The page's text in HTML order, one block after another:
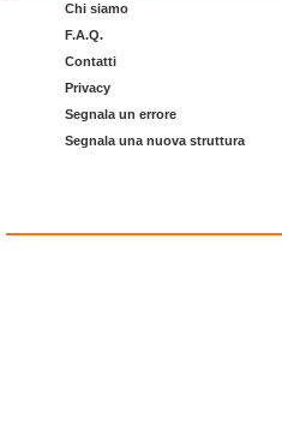
Chi siamo
F.A.Q.
Contatti
Privacy
Segnala un errore
Segnala una nuova struttura